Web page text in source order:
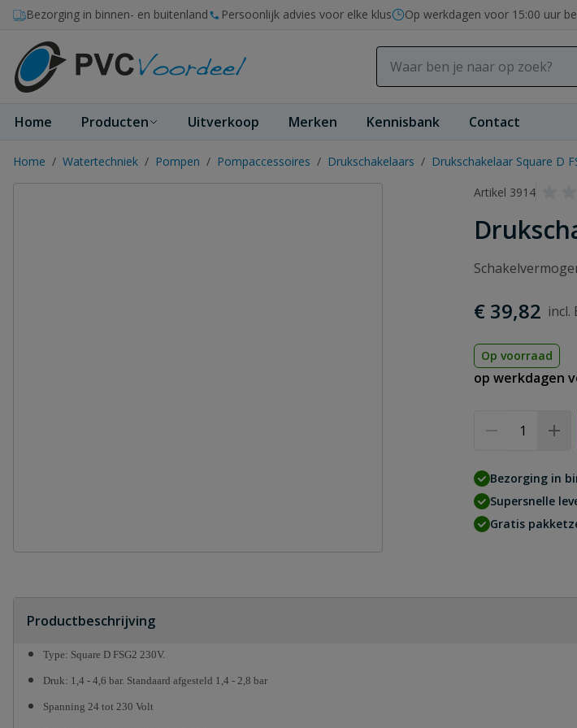
Ga naar de inhoud
Bezorging in binnen- en buitenland Persoonlijk advies voor elke klus Op werkdagen voor 15:00 uur
Home Producten Uitverkoop Merken Kennisbank Contact
Home / Watertechniek / Pompen / Pompaccessoires / Drukschakelaars / Drukschakelaar Square D
Artikel 3914
€ 39,82
Op voorraad
op werkdagen
Bezorging in
Supersnelle
Gratis
Productbeschrijving
Type: Square D FSG2 230V.
Druk: 1,4 - 4,6 bar. Standaard afgesteld 1,4 - 2,8 bar
Spanning 24 tot 230 Volt